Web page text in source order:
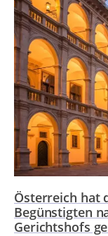
Österreich hat
Begünstigten
Gerichtshofs